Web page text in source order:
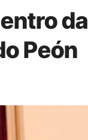
da
Peón